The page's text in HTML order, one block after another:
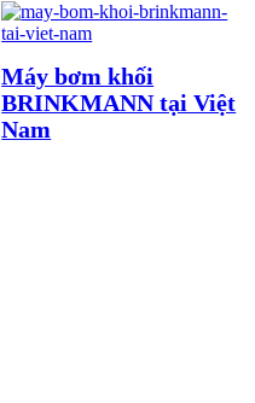
Máy bơm khối
BRINKMANN tại Việt
Nam